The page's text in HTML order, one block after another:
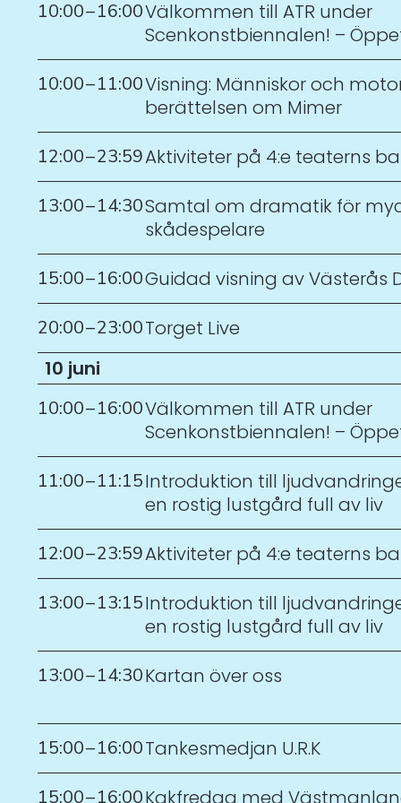
10:00–16:00Välkommen till ATR under
Scenkonstbiennalen! –
10:00–11:00Visning: Människor och
berättelsen om Mimer
12:00–23:59Aktiviteter på 4:e teaterns
13:00–14:30Samtal om dramatik för
skådespelare
15:00–16:00Guidad visning av Västerås
20:00–23:00Torget Live
10 juni
10:00–16:00Välkommen till ATR under
Scenkonstbiennalen! –
11:00–11:15Introduktion till
en rostig lustgård full av liv
12:00–23:59Aktiviteter på 4:e teaterns
13:00–13:15Introduktion till
en rostig lustgård full av liv
13:00–14:30Kartan över oss
15:00–16:00Tankesmedjan U.R.K
15:00–16:00Kakfredag med